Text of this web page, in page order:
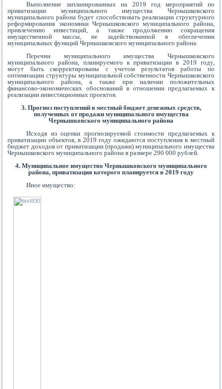
Выполнение запланированных на 2019 год мероприятий по
приватизации муниципального имущества Чернышковского
муниципального района будет способствовать реализации структурного
реформирования экономики Чернышковского муниципального района,
привлечению инвестиций, а также продолжению сокращения
имущественной массы, не задействованной в обеспечении
муниципальных функций Чернышковского муниципального района.
Перечни муниципального имущества Чернышковского
муниципального района, планируемого к приватизации в 2019 году,
могут быть скорректированы с учетом результатов работы по
оптимизации структуры муниципальной собственности Чернышковского
муниципального района, а также при наличии положительных
финансово-экономических обоснований в отношении предлагаемых к
реализации инвестиционных проектов.
3. Прогноз поступлений в местный бюджет денежных средств,
полученных от продажи муниципального имущества
Чернышковского муниципального района
Исходя из оценки прогнозируемой стоимости предлагаемых к
приватизации объектов, в 2019 году ожидаются поступления в местный
бюджет доходов от приватизации (продажи) муниципального имущества
Чернышковского муниципального района в размере 290 000 рублей.
4. Муниципальное имущество Чернышковского муниципального
района, приватизация которого планируется в 2019 году
Иное имущество: